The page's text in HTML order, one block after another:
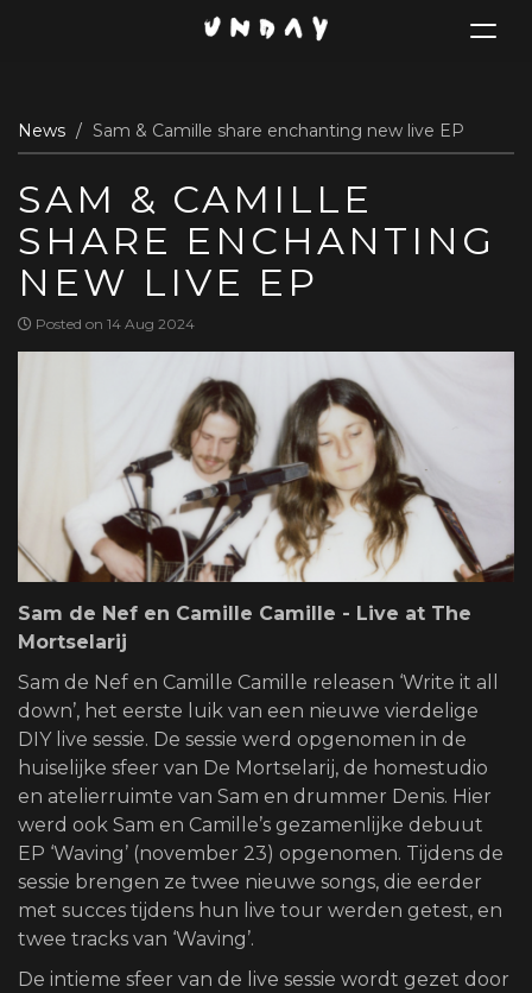
Skip
content
Toggle
News Sam & Camille share enchanting new live EP
SAM & CAMILLE
SHARE ENCHANTING
NEW LIVE EP
Posted on 14 Aug 2024
Sam de Nef en Camille Camille - Live at The
Mortselarij
Sam de Nef en Camille Camille releasen ‘Write it all
down’, het eerste luik van een nieuwe vierdelige
DIY live sessie. De sessie werd opgenomen in de
huiselijke sfeer van De Mortselarij, de homestudio
en atelierruimte van Sam en drummer Denis. Hier
werd ook Sam en Camille’s gezamenlijke debuut
EP ‘Waving’ (november 23) opgenomen. Tijdens de
sessie brengen ze twee nieuwe songs, die eerder
met succes tijdens hun live tour werden getest, en
twee tracks van ‘Waving’.
De intieme sfeer van de live sessie wordt gezet door